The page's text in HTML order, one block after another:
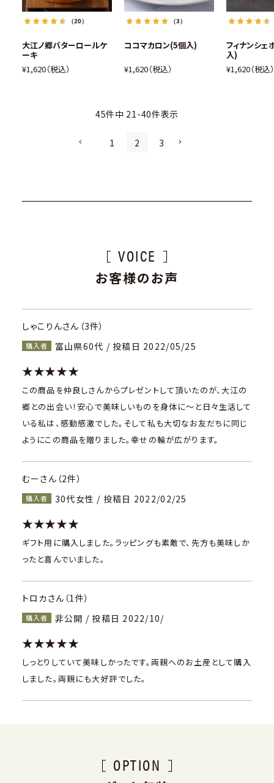
（20）
大江ノ郷バターロールケ
ーキ
¥1,620 税込
（3）
ココマカロン(5個入)
¥1,620 税込
フィナンシェ
入)
¥1,620 税込
45件中 21-40件表示
1 2 3
VOICE
お客様のお声
しゃこりんさん（3件）
購入者 富山県60代 / 投稿日 2022/05/25
★★★★★
この商品を仲良しさんからプレゼントして頂いたのが、大江の
郷との出会い！安心で美味しいものを身体に〜と日々生活して
いる私は、感動感激でした。そして私も大切なお友だちに同じ
ようにこの商品を贈りました。幸せの輪が広がります。
むーさん（2件）
購入者 30代女性 / 投稿日 2022/02/25
★★★★★
ギフト用に購入しました。ラッピングも素敵で、先方も美味しか
ったと喜んでいました。
トロカさん（1件）
購入者 非公開 / 投稿日 2022/10/
★★★★★
しっとりしていて美味しかったです。両親へのお土産として購入
しました。両親にも大好評でした。
OPTION